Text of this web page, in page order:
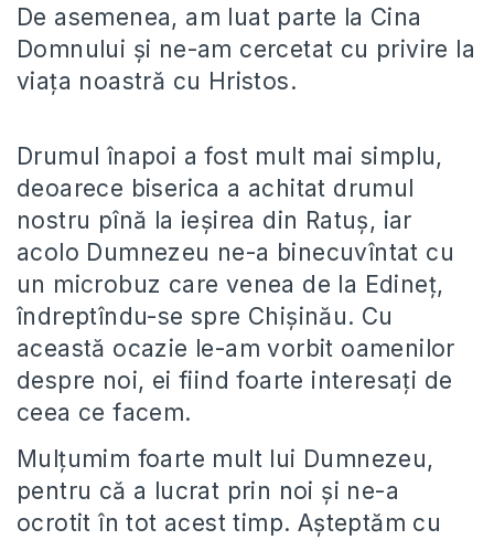
De asemenea, am luat parte la Cina
Domnului și ne-am cercetat cu privire la
viața noastră cu Hristos.
Drumul înapoi a fost mult mai simplu,
deoarece biserica a achitat drumul
nostru pînă la ieșirea din Ratuș, iar
acolo Dumnezeu ne-a binecuvîntat cu
un microbuz care venea de la Edineț,
îndreptîndu-se spre Chișinău. Cu
această ocazie le-am vorbit oamenilor
despre noi, ei fiind foarte interesați de
ceea ce facem.
Mulțumim foarte mult lui Dumnezeu,
pentru că a lucrat prin noi și ne-a
ocrotit în tot acest timp. Așteptăm cu